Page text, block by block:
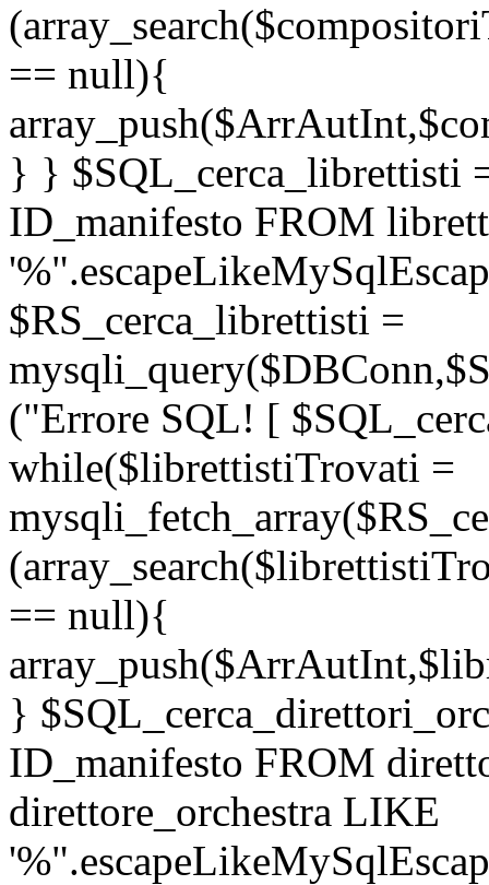
== null){
} } $SQL_cerca_librettisti
ID_manifesto FROM
$RS_cerca_librettisti =
("Errore SQL! [
while($librettistiTrovati =
== null){
}
ID_manifesto FROM
direttore_orchestra LIKE